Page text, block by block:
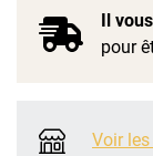
Il
pour
Voir